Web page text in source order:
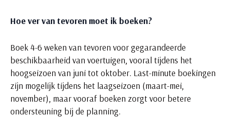
Hoe ver van tevoren moet ik boeken?
Boek 4-6 weken van tevoren voor gegarandeerde
beschikbaarheid van voertuigen, vooral tijdens het
hoogseizoen van juni tot oktober. Last-minute boekingen
zijn mogelijk tijdens het laagseizoen (maart-mei,
november), maar vooraf boeken zorgt voor betere
ondersteuning bij de planning.